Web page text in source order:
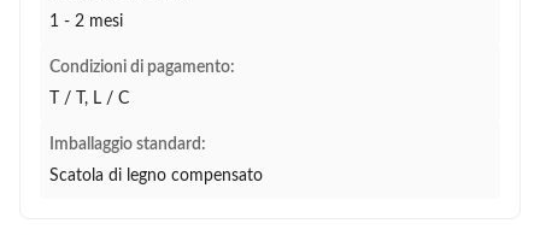
1 - 2 mesi
Condizioni di pagamento:
T / T, L / C
Imballaggio standard:
Scatola di legno compensato